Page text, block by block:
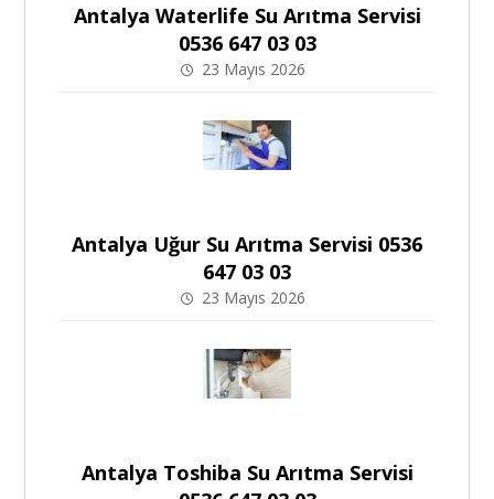
Antalya Waterlife Su Arıtma Servisi
0536 647 03 03
23 Mayıs 2026
Antalya Uğur Su Arıtma Servisi 0536
647 03 03
23 Mayıs 2026
Antalya Toshiba Su Arıtma Servisi